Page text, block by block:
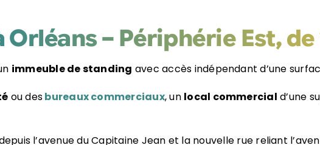
– Périphérie Est, de
immeuble de standing avec accès indépendant d’une
ou desbureaux commerciaux, un local commercial d’une
l’avenue du Capitaine Jean et la nouvelle rue reliant